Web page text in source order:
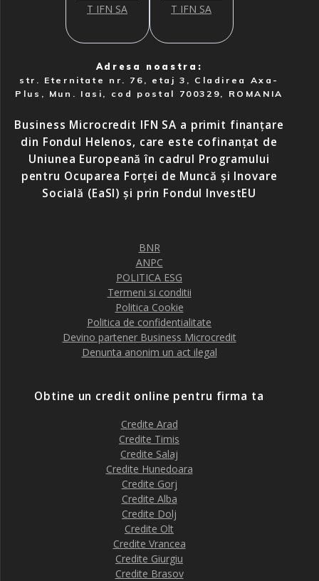
Adresa noastra:
str. Eternitate nr. 76, etaj 3, Cladirea Axa-
Plus, Mun. Iasi, cod postal 700329, ROMANIA
Business Microcredit IFN SA a primit finanțare
din Fondul Helenos, care este cofinanțat de
Uniunea Europeană în cadrul Programului
pentru Ocuparea Forței de Muncă și Inovare
Socială (EaSI) și prin Fondul InvestEU
BNR
ANPC
POLITICA ESG
Termeni si conditii
Politica Cookie
Politica de confidentialitate
Devino partener Business Microcredit
Denunta anonim un act ilegal
Obtine un credit online pentru firma ta
Credite Arad
Credite Timis
Credite Salaj
Credite Hunedoara
Credite Gorj
Credite Alba
Credite Dolj
Credite Olt
Credite Vrancea
Credite Giurgiu
Credite Brasov